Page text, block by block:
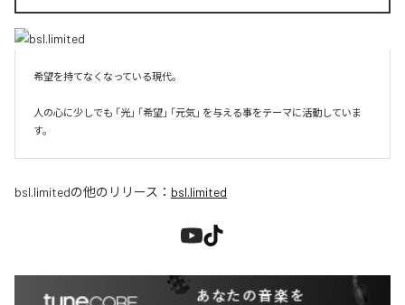
希望を持てなくなっている現代。
人の心に少しでも 「光」 「希望」 「元気」 を与える事をテーマに活動していま
す。
bsl.limitedの他のリリース： bsl.limited